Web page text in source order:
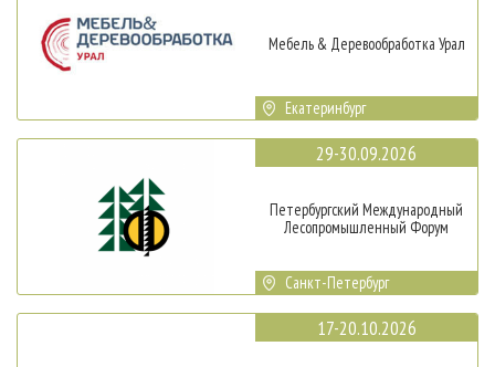
Мебель & Деревообработка Урал
Екатеринбург
29-30.09.2026
Петербургский Международный
Лесопромышленный Форум
Санкт-Петербург
17-20.10.2026